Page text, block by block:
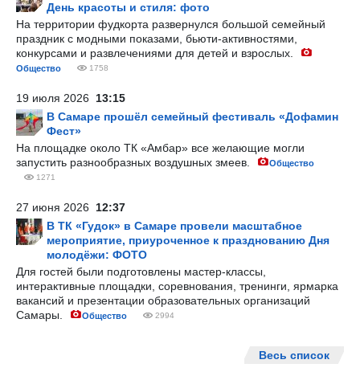
День красоты и стиля: фото
На территории фудкорта развернулся большой семейный
праздник с модными показами, бьюти-активностями,
конкурсами и развлечениями для детей и взрослых.
Общество 1758
19 июля 2026 13:15
В Самаре прошёл семейный фестиваль «Дофамин
Фест»
На площадке около ТК «Амбар» все желающие могли
запустить разнообразных воздушных змеев.
Общество
1271
27 июня 2026 12:37
В ТК «Гудок» в Самаре провели масштабное
мероприятие, приуроченное к празднованию Дня
молодёжи: ФОТО
Для гостей были подготовлены мастер-классы,
интерактивные площадки, соревнования, тренинги, ярмарка
вакансий и презентации образовательных организаций
Самары.
Общество 2994
Весь список